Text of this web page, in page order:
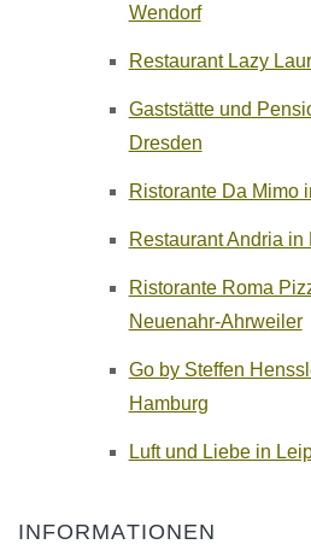
Wendorf
Restaurant Lazy
Gaststätte und
Dresden
Ristorante Da Mimo
Restaurant Andria in
Ristorante Roma
Neuenahr-Ahrweiler
Go by Steffen
Hamburg
Luft und Liebe in
INFORMATIONEN